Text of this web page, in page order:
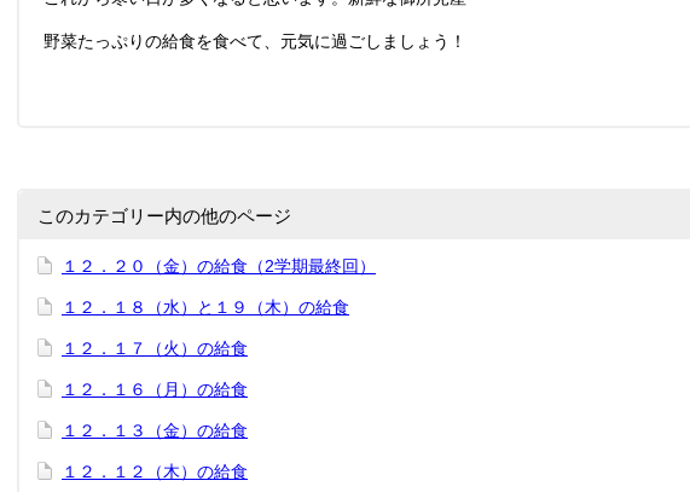
野菜たっぷりの給食を食べて、元気に過ごしましょう！
このカテゴリー内の他のページ
１２．２０（金）の給食（2学期最終回）
１２．１８（水）と１９（木）の給食
１２．１７（火）の給食
１２．１６（月）の給食
１２．１３（金）の給食
１２．１２（木）の給食